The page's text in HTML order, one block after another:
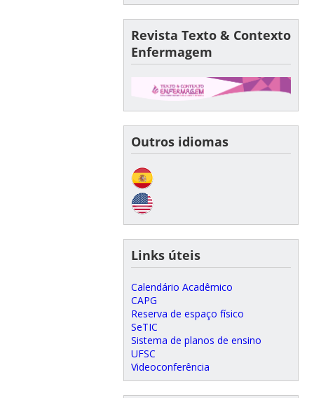
Revista Texto & Contexto
Enfermagem
Outros idiomas
Links úteis
Calendário Acadêmico
CAPG
Reserva de espaço físico
SeTIC
Sistema de planos de ensino
UFSC
Videoconferência